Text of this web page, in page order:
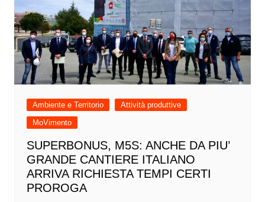
Ambiente e Territorio
Attività produttive
MoVimento
SUPERBONUS, M5S: ANCHE DA PIU’
GRANDE CANTIERE ITALIANO
ARRIVA RICHIESTA TEMPI CERTI
PROROGA